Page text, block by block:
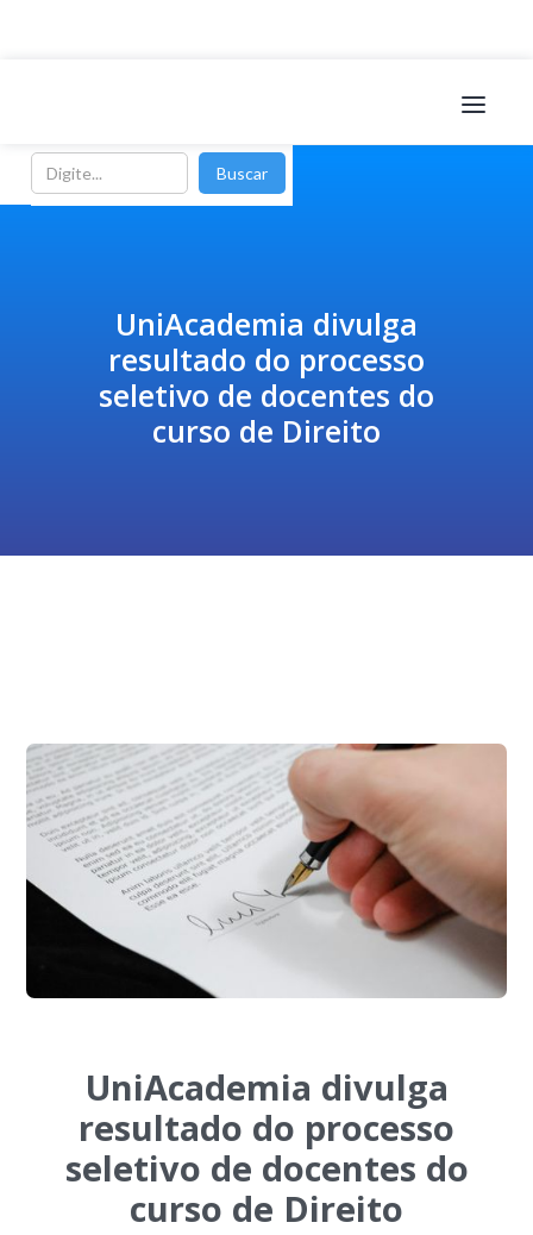
UniAcademia divulga
resultado do processo
seletivo de docentes do
curso de Direito
UniAcademia divulga
resultado do processo
seletivo de docentes do
curso de Direito